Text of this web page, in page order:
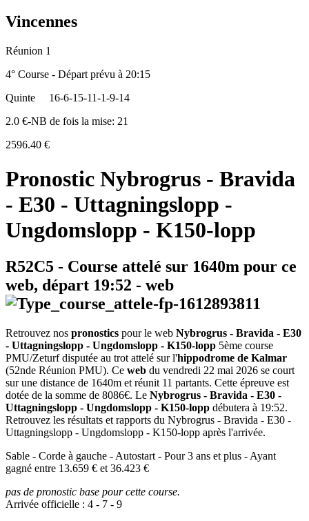
Vincennes
Réunion 1
4° Course - Départ prévu à 20:15
Quinte
16-6-15-11-1-9-14
2.0 €-NB de fois la mise: 21
2596.40 €
Pronostic Nybrogrus - Bravida
- E30 - Uttagningslopp -
Ungdomslopp - K150-lopp
R52C5 - Course attelé sur 1640m pour ce
web, départ 19:52 - web
Retrouvez nos pronostics pour le web Nybrogrus - Bravida - E30
- Uttagningslopp - Ungdomslopp - K150-lopp 5ème course
PMU/Zeturf disputée au trot attelé sur l'hippodrome de Kalmar
(52nde Réunion PMU). Ce web du vendredi 22 mai 2026 se court
sur une distance de 1640m et réunit 11 partants. Cette épreuve est
dotée de la somme de 8086€. Le Nybrogrus - Bravida - E30 -
Uttagningslopp - Ungdomslopp - K150-lopp débutera à 19:52.
Retrouvez les résultats et rapports du Nybrogrus - Bravida - E30 -
Uttagningslopp - Ungdomslopp - K150-lopp après l'arrivée.
Sable - Corde à gauche - Autostart - Pour 3 ans et plus - Ayant
gagné entre 13.659 € et 36.423 €
pas de pronostic base pour cette course.
Arrivée officielle : 4 - 7 - 9